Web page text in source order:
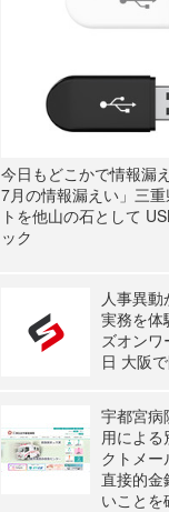
今日もどこかで情報漏
7月の情報漏えい」三
トを他山の石として
ック
人事異
実務を体
ズオン
日 大阪
宇都宮病
用による
クトメー
直接的金
いことを